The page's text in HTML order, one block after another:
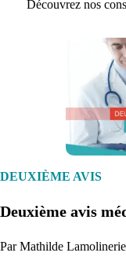
Créez un compte
Découvrez nos
DEUXIÈME AVIS
Deuxième avis
Par Mathilde